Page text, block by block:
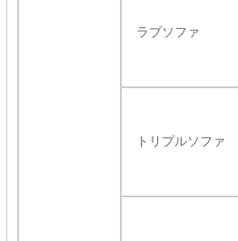
ラブソファ
トリプルソファ